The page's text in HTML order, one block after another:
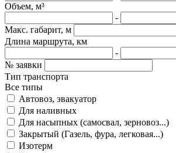
Объем, м³
-
Макс. габарит, м
Длина маршрута, км
-
№ заявки
Тип транспорта
Все типы
Автовоз, эвакуатор
Для наливных
Для насыпных (самосвал, зерновоз...)
Закрытый (Газель, фура, легковая...)
Изотерм